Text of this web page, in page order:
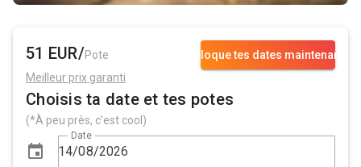
Bloque tes dates maintenant
51 EUR/Pote
Meilleur prix garanti
Choisis ta date et tes potes
(*À peu près, c’est cool)
Date